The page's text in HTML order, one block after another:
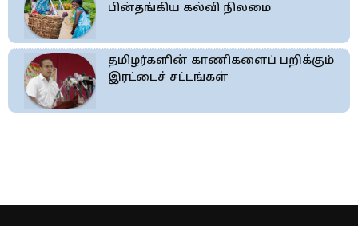
பின்தங்கிய கல்வி நிலமை
தமிழர்களின் காணிகளைப் பறிக்கும்
இரட்டைச் சட்டங்கள்